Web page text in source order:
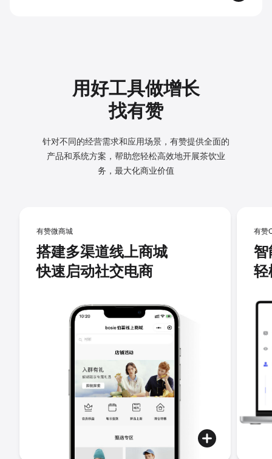
用好工具做增长
找有赞
针对不同的经营需求和应用场景，有赞提供全面的
产品和系统方案， 帮助您轻松高效地开展茶饮业
务，最大化商业价值
有赞微商城
搭建多渠道线上商城
快速启动社交电商
有赞
智
轻